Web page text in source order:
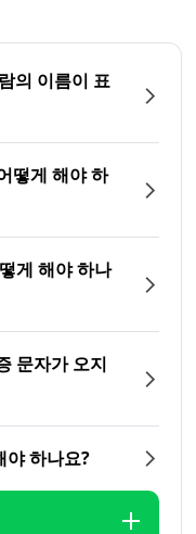
의 이름이 표
떻게 해야 하
게 해야 하나
문자가 오지
야 하나요?